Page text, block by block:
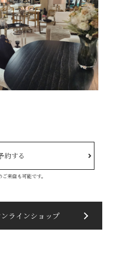
約する
来店も可能です。
ラインショップ